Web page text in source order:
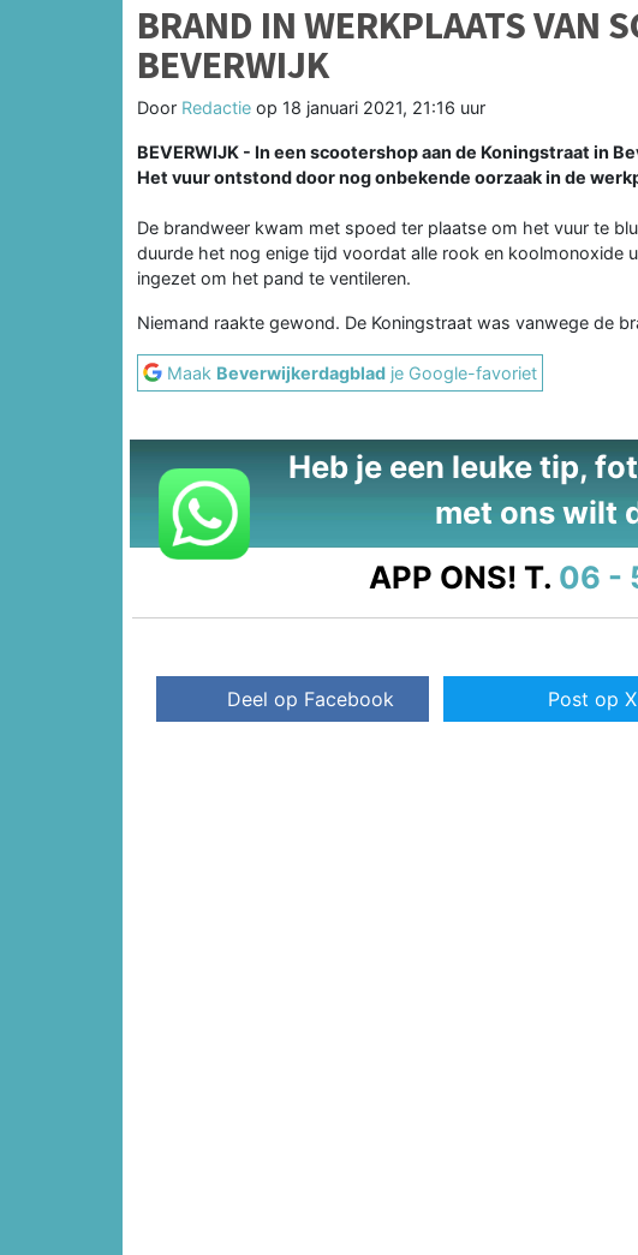
BRAND IN WERKPLAATS VAN
BEVERWIJK
Door Redactie op 18 januari 2021, 21:16 uur
BEVERWIJK - In een scootershop aan de Koningstraat in
Het vuur ontstond door nog onbekende oorzaak in de
De brandweer kwam met spoed ter plaatse om het vuur te
duurde het nog enige tijd voordat alle rook en koolmonoxide
ingezet om het pand te ventileren.
Niemand raakte gewond. De Koningstraat was vanwege de
Maak Beverwijkerdagblad je Google-favoriet
Heb je een leuke tip,
met ons wilt
APP ONS! T. 06 -
Deel op Facebook Post op X